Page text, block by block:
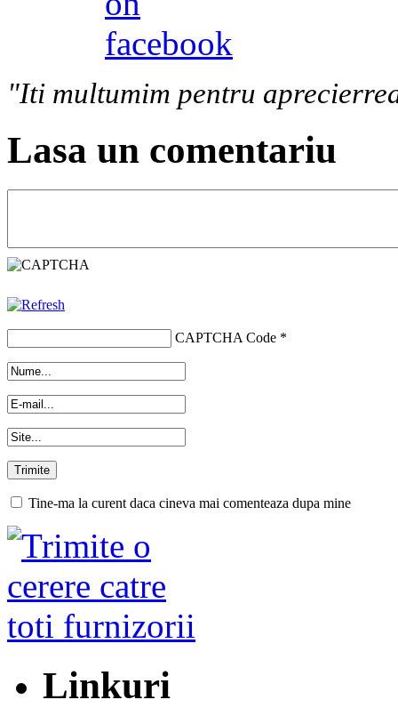
"Iti multumim pentru
Lasa un comentariu
CAPTCHA Code *
Tine-ma la curent daca cineva mai comenteaza dupa mine
Linkuri